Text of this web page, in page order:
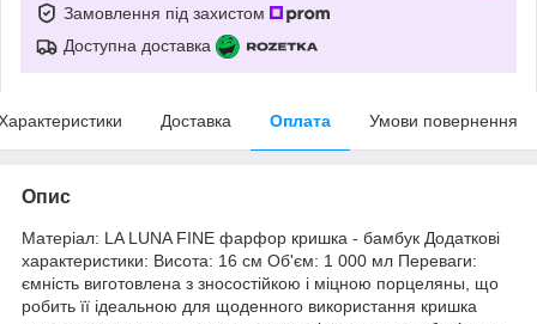
Замовлення під захистом
Доступна доставка
Доставка Оплата Умови повернення
Опис
Матеріал: LA LUNA FINE фарфор кришка - бамбук Додаткові
характеристики: Висота: 16 см Об'єм: 1 000 мл Переваги:
ємність виготовлена з зносостійкою і міцною порцеляны, що
робить її ідеальною для щоденного використання кришка